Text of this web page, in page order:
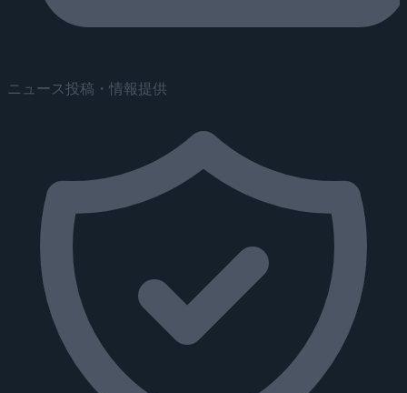
ニュース投稿・情報提供